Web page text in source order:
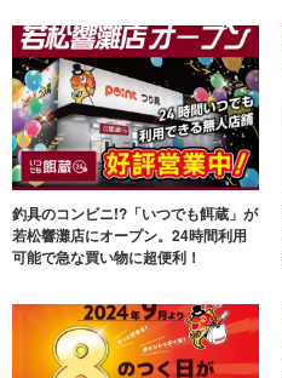
釣具のコンビニ!?「いつでも餌蔵」が
若松響灘店にオープン。24時間利用
可能で急な買い物に超便利！